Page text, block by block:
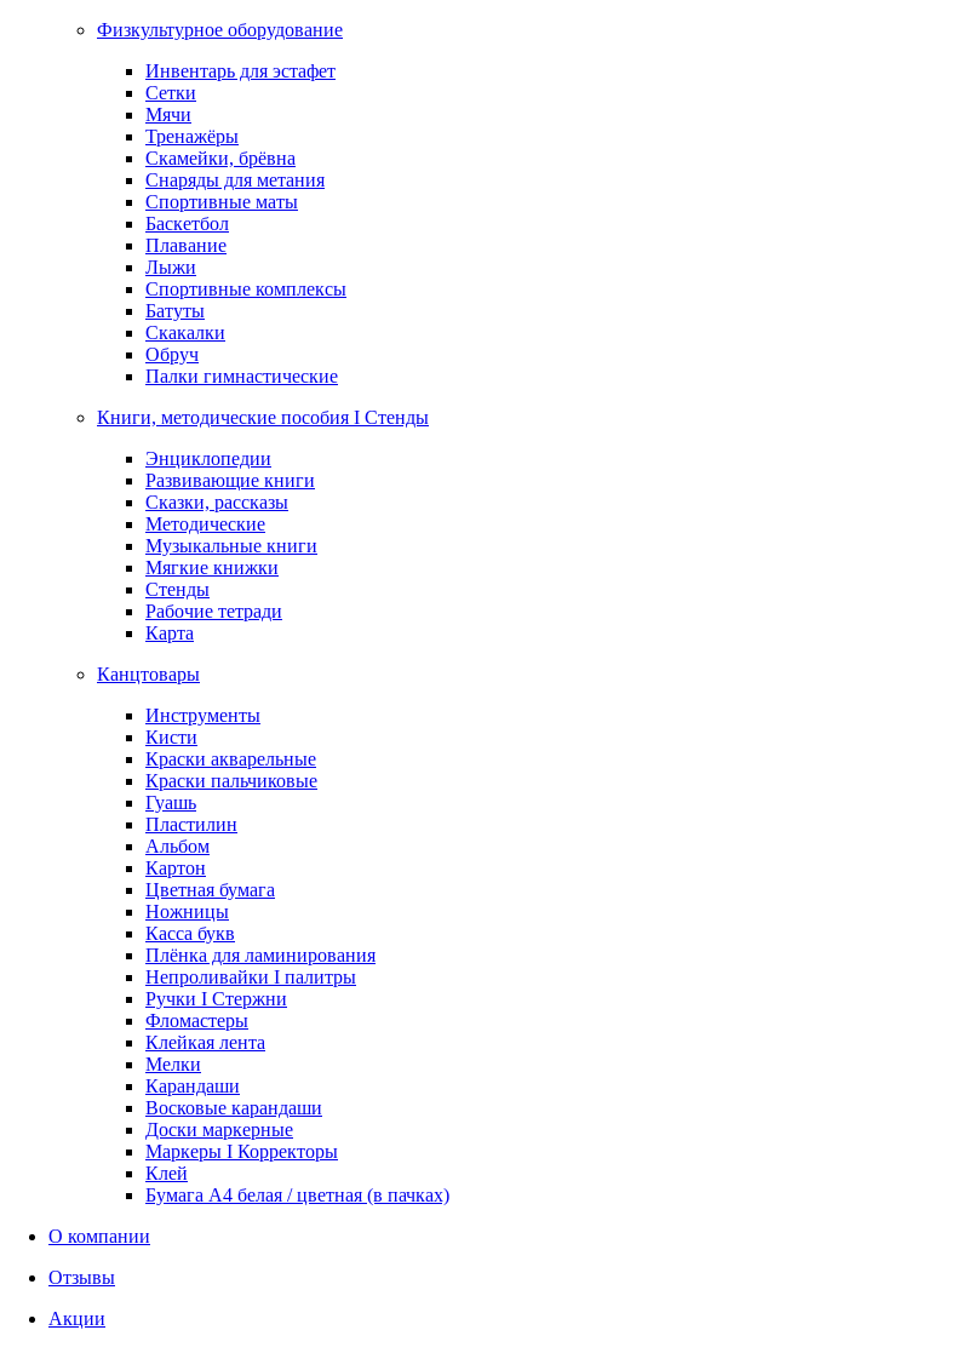
Физкультурное оборудование
Инвентарь для эстафет
Сетки
Мячи
Тренажёры
Скамейки, брёвна
Снаряды для метания
Спортивные маты
Баскетбол
Плавание
Лыжи
Спортивные комплексы
Батуты
Скакалки
Обруч
Палки гимнастические
Книги, методические пособия I Стенды
Энциклопедии
Развивающие книги
Сказки, рассказы
Методические
Музыкальные книги
Мягкие книжки
Стенды
Рабочие тетради
Карта
Канцтовары
Инструменты
Кисти
Краски акварельные
Краски пальчиковые
Гуашь
Пластилин
Альбом
Картон
Цветная бумага
Ножницы
Касса букв
Плёнка для ламинирования
Непроливайки I палитры
Ручки I Стержни
Фломастеры
Клейкая лента
Мелки
Карандаши
Восковые карандаши
Доски маркерные
Маркеры I Корректоры
Клей
Бумага А4 белая / цветная (в пачках)
О компании
Отзывы
Акции